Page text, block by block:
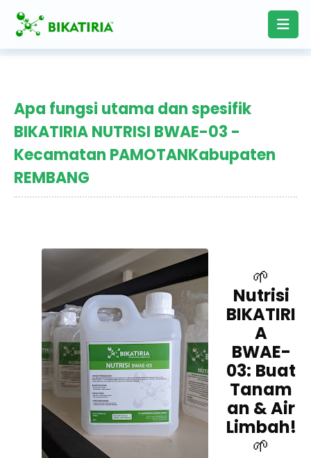
Apa fungsi utama dan spesifik
BIKATIRIA NUTRISI BWAE-03 -
Kecamatan PAMOTANKabupaten
REMBANG
🌱
Nutrisi
BIKATIRI
A
BWAE-
03: Buat
Tanam
an & Air
Limbah!
🌱